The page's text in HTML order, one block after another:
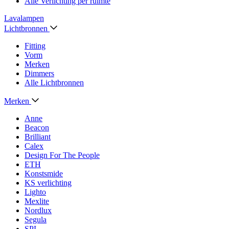
Lavalampen
Lichtbronnen
Fitting
Vorm
Merken
Dimmers
Alle Lichtbronnen
Merken
Anne
Beacon
Brilliant
Calex
Design For The People
ETH
Konstsmide
KS verlichting
Lighto
Mexlite
Nordlux
Segula